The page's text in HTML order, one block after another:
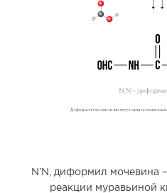
N’N, диформил мочевина
реакции муравьиной